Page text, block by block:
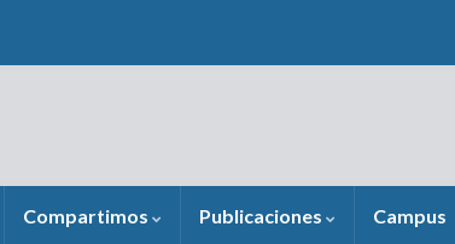
Compartimos Publicaciones Campus